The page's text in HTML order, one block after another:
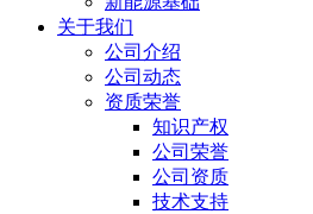
关于我们
公司介绍
公司动态
资质荣誉
知识产权
公司荣誉
公司资质
技术支持